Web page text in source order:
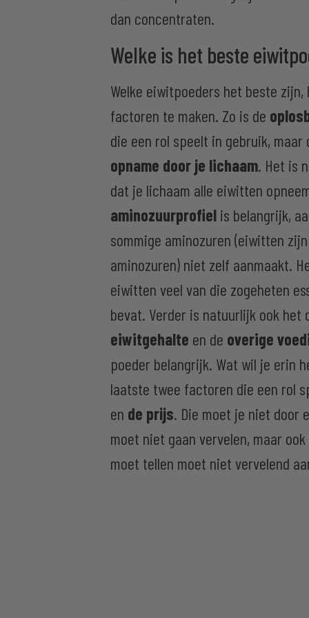
dan concentraten.
Welke is het beste
Welke eiwitpoeders het beste
factoren te maken. Zo is de
die een rol speelt in gebruik, maar
opname door je lichaam. Het is
dat je lichaam alle eiwitten
aminozuurprofiel is belangrijk,
sommige aminozuren (eiwitten
aminozuren) niet zelf aanmaakt.
eiwitten veel van die zogeheten
bevat. Verder is natuurlijk ook het
eiwitgehalte en de overige
poeder belangrijk. Wat wil je erin
laatste twee factoren die een rol
en de prijs. Die moet je niet door
moet niet gaan vervelen, maar
moet tellen moet niet vervelend